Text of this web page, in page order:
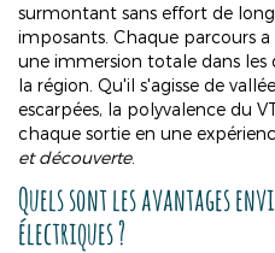
surmontant sans effort de
imposants. Chaque parcours
une immersion totale dans les
la région. Qu'il s'agisse de
escarpées, la polyvalence du
chaque sortie en une
et découverte.
Quels sont les avantages
électriques ?